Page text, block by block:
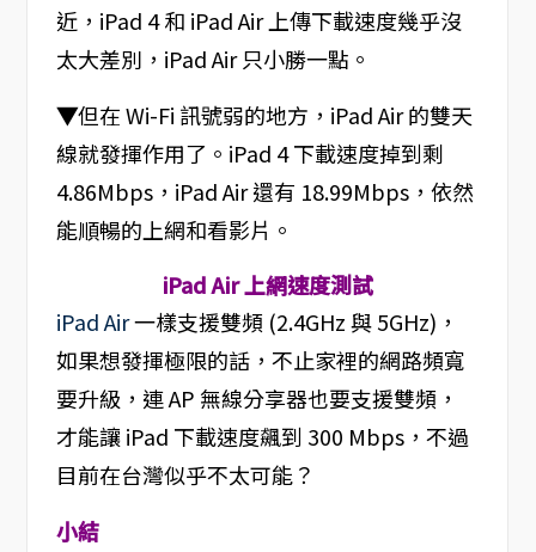
近，iPad 4 和 iPad Air 上傳下載速度幾乎沒
太大差別，iPad Air 只小勝一點。
▼但在 Wi-Fi 訊號弱的地方，iPad Air 的雙天
線就發揮作用了。iPad 4 下載速度掉到剩
4.86Mbps，iPad Air 還有 18.99Mbps，依然
能順暢的上網和看影片。
iPad Air 上網速度測試
iPad Air一樣支援雙頻 (2.4GHz 與 5GHz)，
如果想發揮極限的話，不止家裡的網路頻寬
要升級，連 AP 無線分享器也要支援雙頻，
才能讓 iPad 下載速度飆到 300 Mbps，不過
目前在台灣似乎不太可能？
小結